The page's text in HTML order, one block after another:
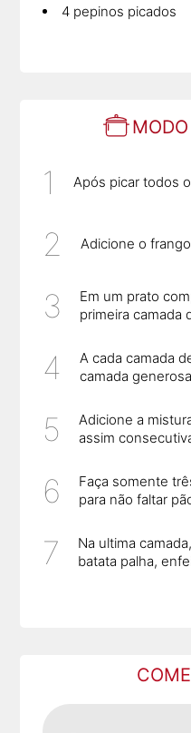
4 pepinos picados
Após picar todos
Adicione o
Em um prato
primeira camada
A cada camada
camada
Adicione a
assim
Faça somente
para não faltar
Na ultima
batata palha,